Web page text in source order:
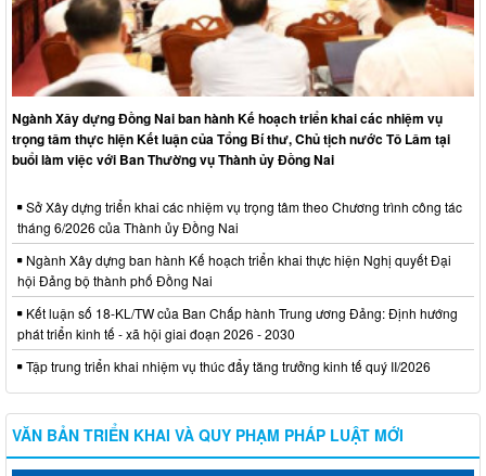
Ngành Xây dựng Đồng Nai ban hành Kế hoạch triển khai các nhiệm vụ
trọng tâm thực hiện Kết luận của Tổng Bí thư, Chủ tịch nước Tô Lâm tại
buổi làm việc với Ban Thường vụ Thành ủy Đồng Nai
Sở Xây dựng triển khai các nhiệm vụ trọng tâm theo Chương trình công tác
tháng 6/2026 của Thành ủy Đồng Nai
Ngành Xây dựng ban hành Kế hoạch triển khai thực hiện Nghị quyết Đại
hội Đảng bộ thành phố Đồng Nai
Kết luận số 18-KL/TW của Ban Chấp hành Trung ương Đảng: Định hướng
phát triển kinh tế - xã hội giai đoạn 2026 - 2030
Tập trung triển khai nhiệm vụ thúc đẩy tăng trưởng kinh tế quý II/2026
VĂN BẢN TRIỂN KHAI VÀ QUY PHẠM PHÁP LUẬT MỚI